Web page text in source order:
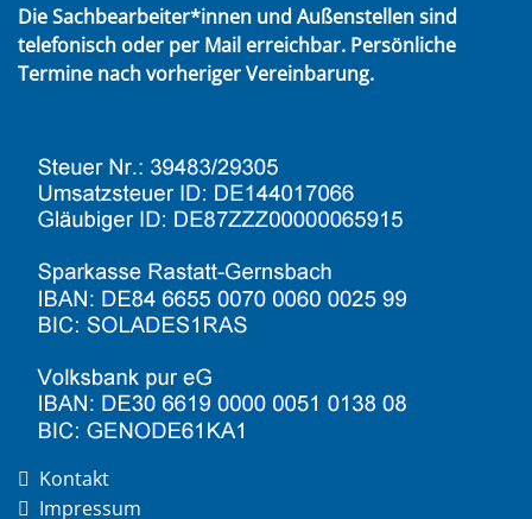
Die Sachbearbeiter*innen und Außenstellen sind
telefonisch oder per Mail erreichbar. Persönliche
Termine nach vorheriger Vereinbarung.
Kontakt
Impressum